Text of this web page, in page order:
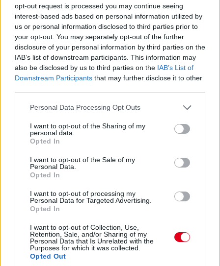
opt-out request is processed you may continue seeing
interest-based ads based on personal information utilized by
us or personal information disclosed to third parties prior to
your opt-out. You may separately opt-out of the further
disclosure of your personal information by third parties on the
IAB’s list of downstream participants. This information may
also be disclosed by us to third parties on the IAB’s List of
Downstream Participants that may further disclose it to other
Please note that this website/app uses one or more Google
not limited to your visit or usage behaviour. You may click to
grant or deny consent to Google and its third-party tags to
use your data for below specified purposes in below Google
consent section.
Personal Data Processing Opt Outs
I want to opt-out of the Sharing of my
personal data.
Opted In
I want to opt-out of the Sale of my
Personal Data.
Opted In
I want to opt-out of processing my
Personal Data for Targeted Advertising.
Opted In
I want to opt-out of Collection, Use,
Retention, Sale, and/or Sharing of my
Personal Data that Is Unrelated with the
Purposes for which it was collected.
Opted Out
07:36
"Mintha kormányszervó nélkül vezetnék" - jelenti Verstappen a
rádión. Akinek amúgy továbbra is bő négy másodperc a
hátránya Gaslyval szemben.
utolsó pontszerző helyért Lindbladot.
Antonelli a 11. körben végre átrágta magát Norrison, feljött a
negyedik helyre. Nem szakadt le még túlzottan amúgy a 3-5.
helyezett az élkettősről: Leclerc 2,2 másodpercre csak
Russelltől. Szóval Antonelli esélyeit sem kell még teljesen leírni.
"Csata" az élen! Russell a sikán előtt megelőzi Piastrit,
aki azonban a célegyenesben visszaveszi tőle a
vezetést.